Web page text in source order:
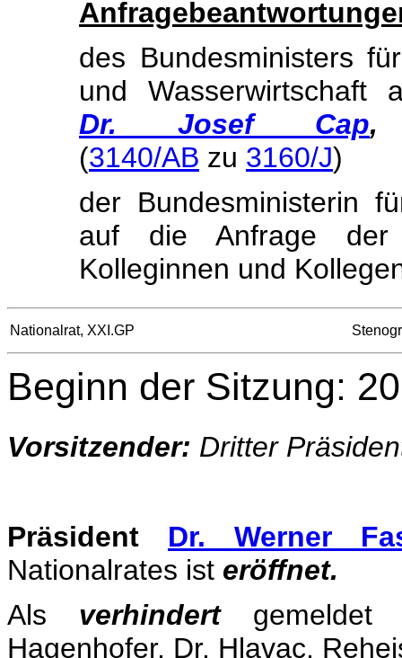
des Bundesministers
und Wasserwirtschaft
Dr. Josef Cap,
(3140/AB zu 3160/J)
der Bundesministerin
auf die Anfrage der
Kolleginnen und
Nationalrat, XXI.GP
Beginn der Sitzung:
Vorsitzender: Dritter
Präsident Dr. Werner
Nationalrates ist eröffnet.
Als verhindert
Hagenhofer, Dr. Hlavac,